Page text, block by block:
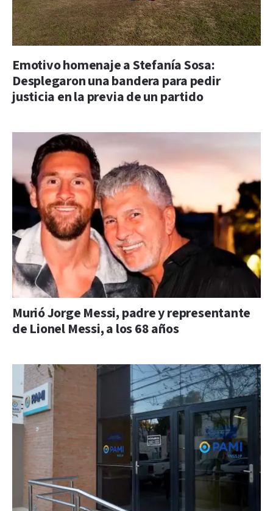
Emotivo homenaje a Stefanía Sosa:
Desplegaron una bandera para pedir
justicia en la previa de un partido
Murió Jorge Messi, padre y representante
de Lionel Messi, a los 68 años